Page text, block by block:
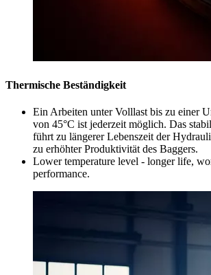
Thermische Beständigkeit
Ein Arbeiten unter Volllast bis zu einer
von 45°C ist jederzeit möglich. Das
führt zu längerer Lebenszeit der
zu erhöhter Produktivität des Baggers.
Lower temperature level - longer life,
performance.